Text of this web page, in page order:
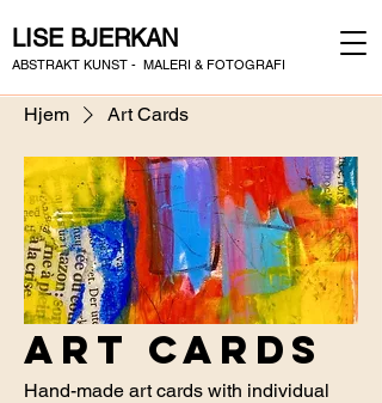
LISE BJERKAN
ABSTRAKT KUNST - MALERI & FOTOGRAFI
Hjem Art Cards
Art Cards
Hand-made art cards with individual